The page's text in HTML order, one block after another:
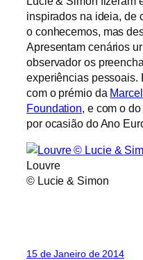
inspirados na ideia, de
o conhecemos, mas
Apresentam cenários
observador os
experiências pessoais.
com o prémio da
Foundation, e com o do
por ocasião do Ano
Louvre
© Lucie & Simon
15 de Janeiro de 2014